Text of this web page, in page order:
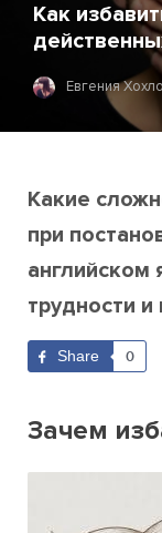
Как
Евгения
Какие
при
английском
трудности и
Share 0
Зачем